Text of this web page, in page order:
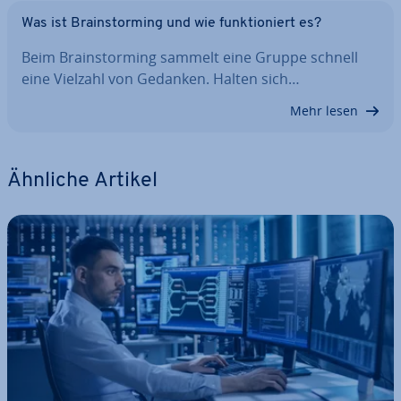
Was ist Brain­stor­ming und wie funk­tio­niert es?
Beim Brain­stor­ming sammelt eine Gruppe schnell
eine Vielzahl von Gedanken. Halten sich…
Mehr lesen
Ähnliche Artikel